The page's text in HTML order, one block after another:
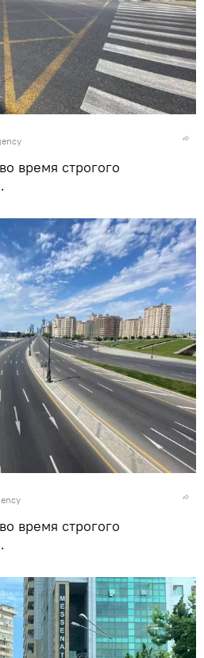
время строгого
время строгого